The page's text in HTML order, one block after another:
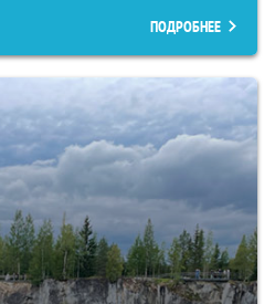
ПОДРОБНЕЕ